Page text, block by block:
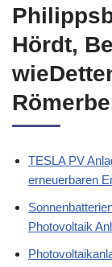
Hördt,
TESLA PV
erneuerbaren
Photovoltaik